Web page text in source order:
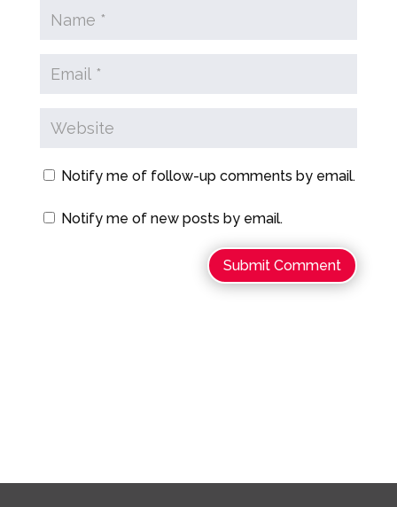
Notify me of follow-up comments by email.
Notify me of new posts by email.
Submit Comment